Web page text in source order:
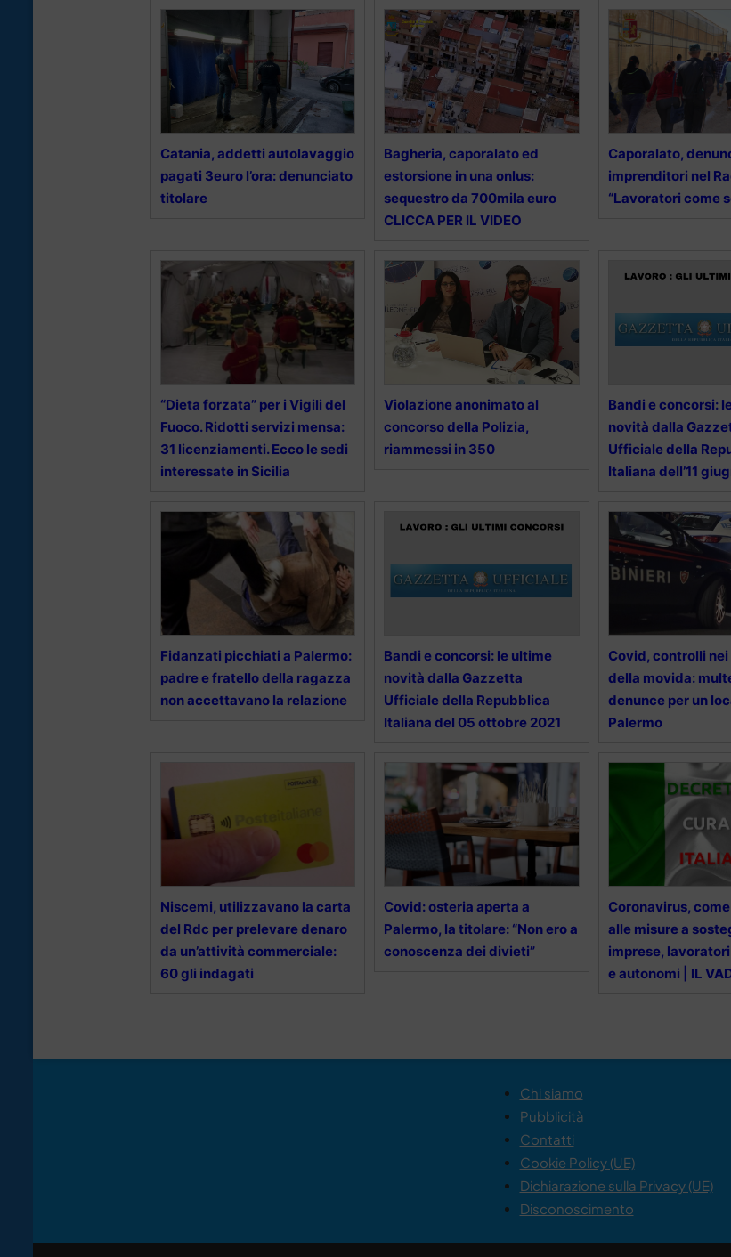
Catania, addetti autolavaggio
pagati 3euro l’ora: denunciato
titolare
Bagheria, caporalato ed
estorsione in una onlus:
sequestro da 700mila euro
CLICCA PER IL VIDEO
Caporalato,
imprenditori nel
“Lavoratori come
“Dieta forzata” per i Vigili del
Fuoco. Ridotti servizi mensa:
31 licenziamenti. Ecco le sedi
interessate in Sicilia
Violazione anonimato al
concorso della Polizia,
riammessi in 350
Bandi e concorsi:
novità dalla
Ufficiale della
Italiana dell’11
Fidanzati picchiati a Palermo:
padre e fratello della ragazza
non accettavano la relazione
Bandi e concorsi: le ultime
novità dalla Gazzetta
Ufficiale della Repubblica
Italiana del 05 ottobre 2021
Covid, controlli
della movida:
denunce per un
Palermo
Niscemi, utilizzavano la carta
del Rdc per prelevare denaro
da un’attività commerciale:
60 gli indagati
Covid: osteria aperta a
Palermo, la titolare: “Non ero a
conoscenza dei divieti”
Coronavirus,
alle misure a
imprese,
e autonomi | IL
Chi siamo
Pubblicità
Contatti
Cookie Policy (UE)
Dichiarazione sulla Privacy (UE)
Disconoscimento